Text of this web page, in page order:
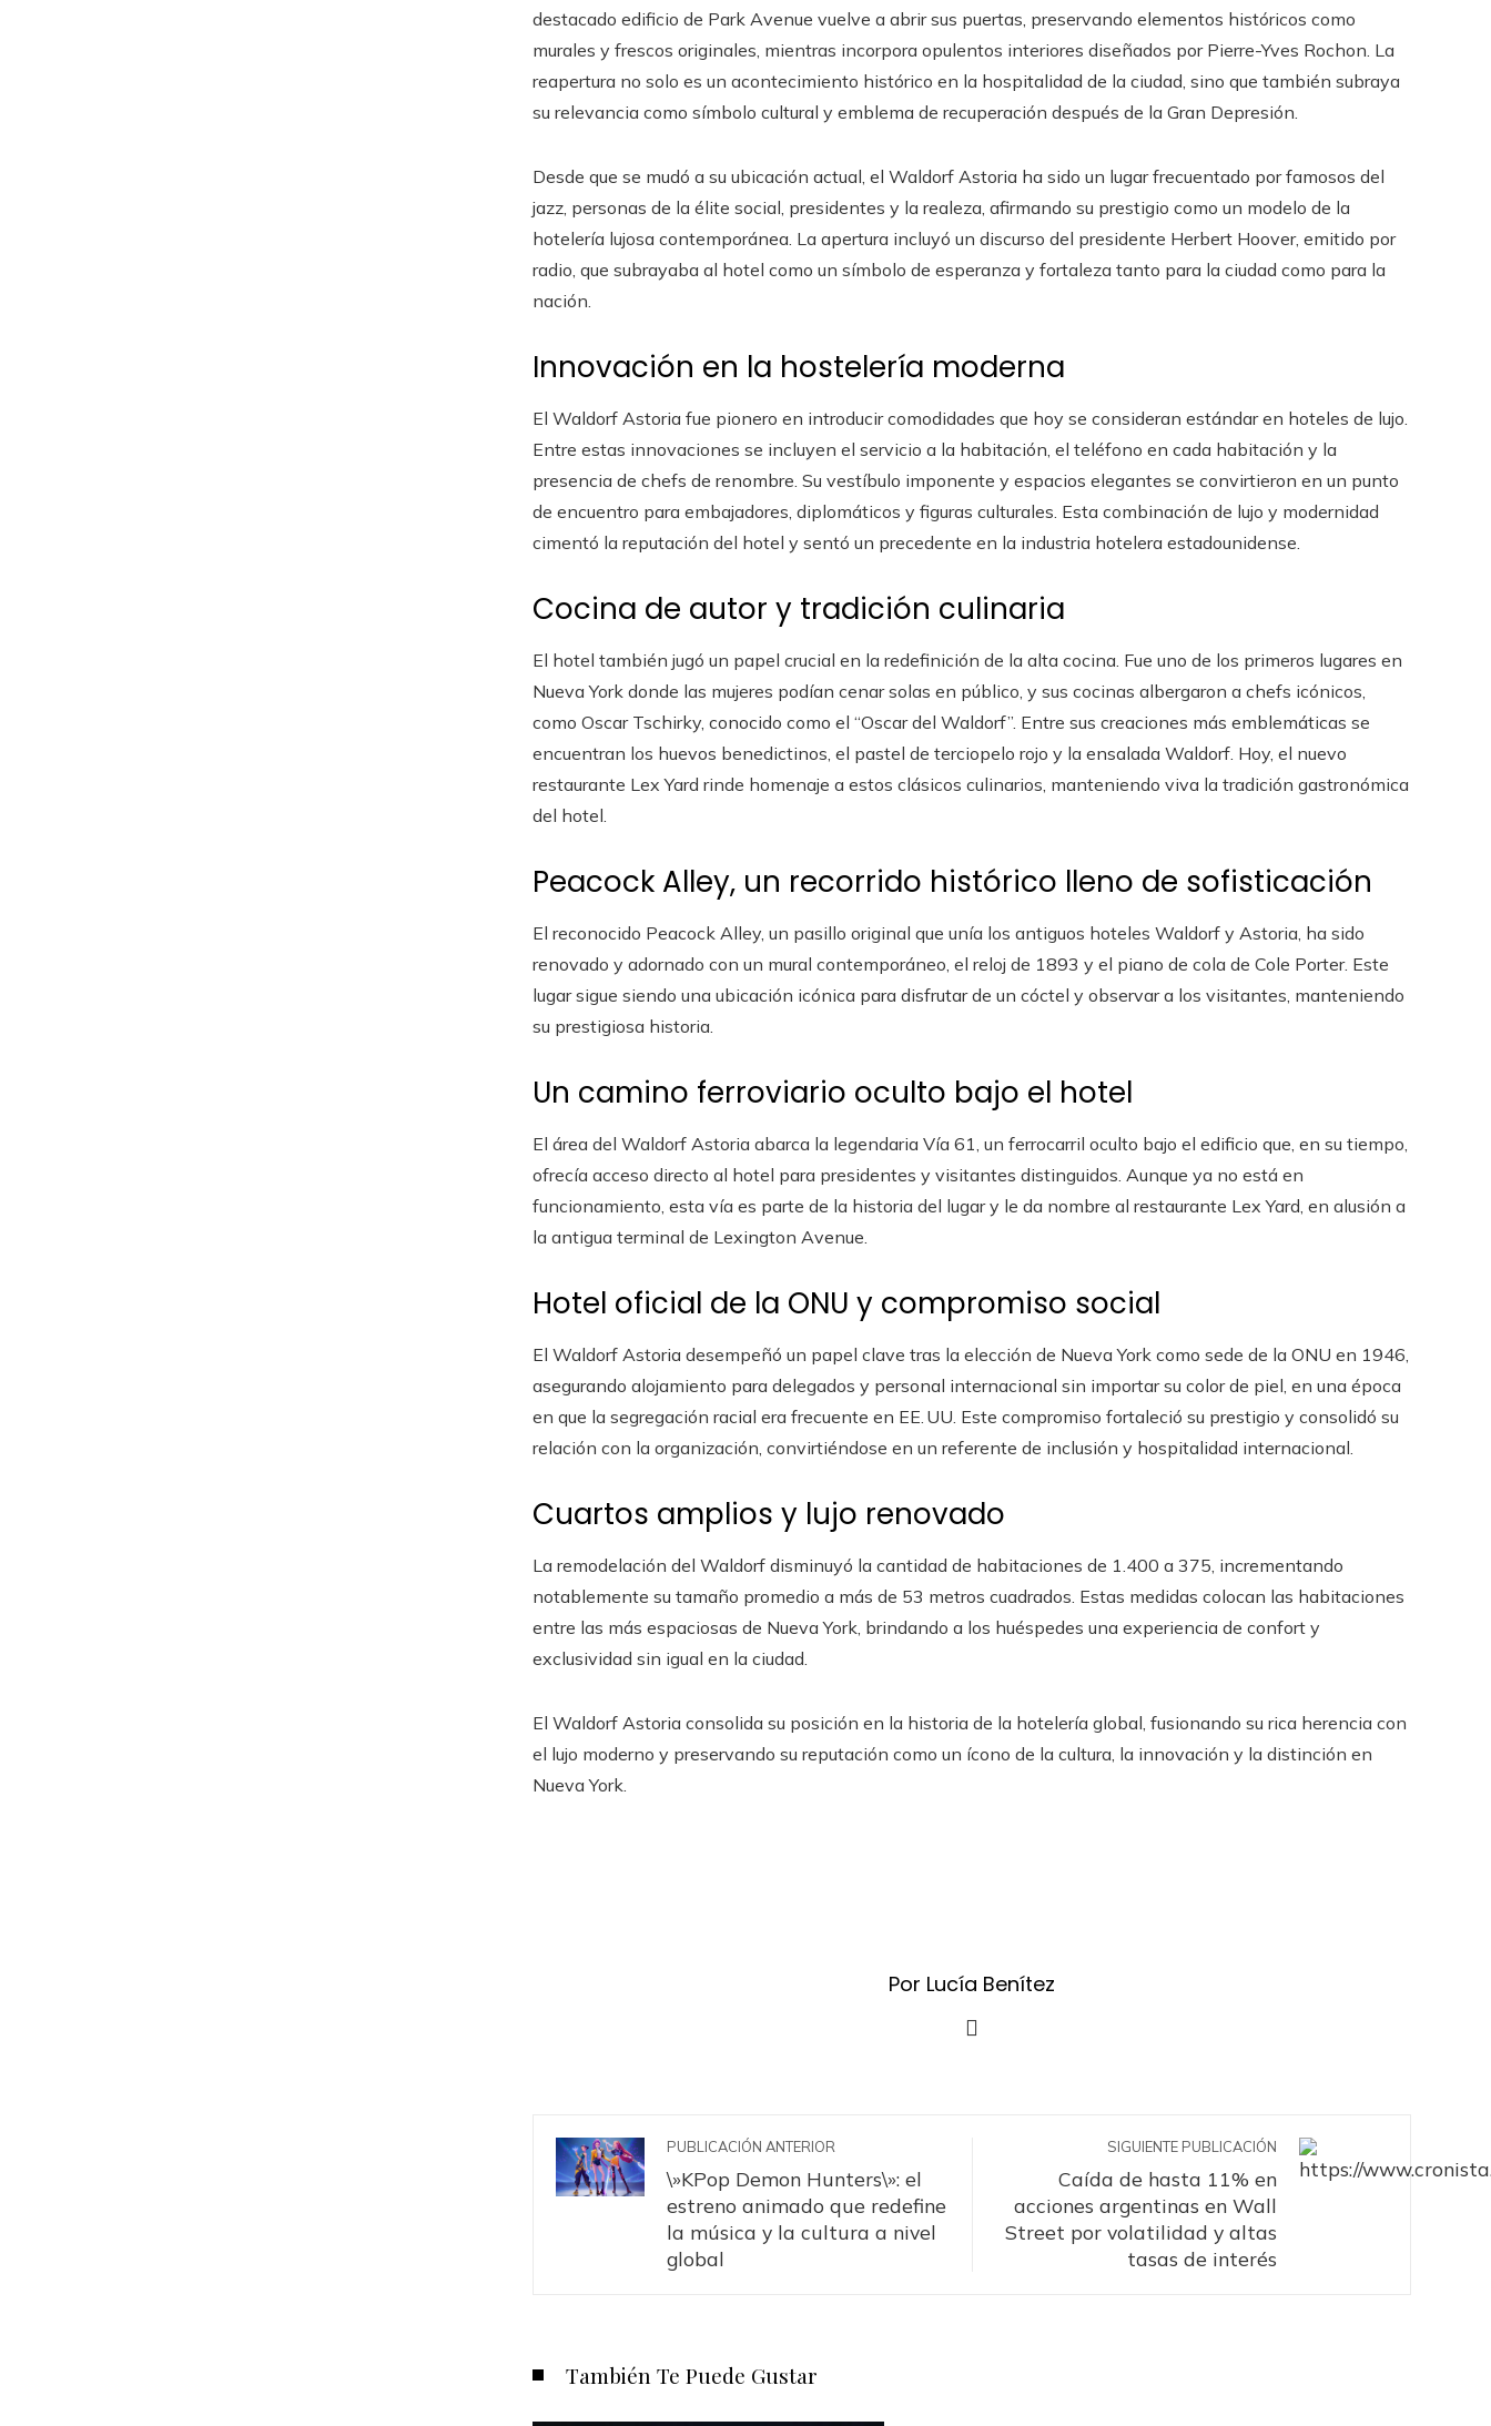
destacado edificio de Park Avenue vuelve a abrir sus puertas, preservando elementos históricos como
murales y frescos originales, mientras incorpora opulentos interiores diseñados por Pierre-Yves Rochon. La
reapertura no solo es un acontecimiento histórico en la hospitalidad de la ciudad, sino que también subraya
su relevancia como símbolo cultural y emblema de recuperación después de la Gran Depresión.
Desde que se mudó a su ubicación actual, el Waldorf Astoria ha sido un lugar frecuentado por famosos del
jazz, personas de la élite social, presidentes y la realeza, afirmando su prestigio como un modelo de la
hotelería lujosa contemporánea. La apertura incluyó un discurso del presidente Herbert Hoover, emitido por
radio, que subrayaba al hotel como un símbolo de esperanza y fortaleza tanto para la ciudad como para la
nación.
Innovación en la hostelería moderna
El Waldorf Astoria fue pionero en introducir comodidades que hoy se consideran estándar en hoteles de lujo.
Entre estas innovaciones se incluyen el servicio a la habitación, el teléfono en cada habitación y la
presencia de chefs de renombre. Su vestíbulo imponente y espacios elegantes se convirtieron en un punto
de encuentro para embajadores, diplomáticos y figuras culturales. Esta combinación de lujo y modernidad
cimentó la reputación del hotel y sentó un precedente en la industria hotelera estadounidense.
Cocina de autor y tradición culinaria
El hotel también jugó un papel crucial en la redefinición de la alta cocina. Fue uno de los primeros lugares en
Nueva York donde las mujeres podían cenar solas en público, y sus cocinas albergaron a chefs icónicos,
como Oscar Tschirky, conocido como el “Oscar del Waldorf”. Entre sus creaciones más emblemáticas se
encuentran los huevos benedictinos, el pastel de terciopelo rojo y la ensalada Waldorf. Hoy, el nuevo
restaurante Lex Yard rinde homenaje a estos clásicos culinarios, manteniendo viva la tradición gastronómica
del hotel.
Peacock Alley, un recorrido histórico lleno de sofisticación
El reconocido Peacock Alley, un pasillo original que unía los antiguos hoteles Waldorf y Astoria, ha sido
renovado y adornado con un mural contemporáneo, el reloj de 1893 y el piano de cola de Cole Porter. Este
lugar sigue siendo una ubicación icónica para disfrutar de un cóctel y observar a los visitantes, manteniendo
su prestigiosa historia.
Un camino ferroviario oculto bajo el hotel
El área del Waldorf Astoria abarca la legendaria Vía 61, un ferrocarril oculto bajo el edificio que, en su tiempo,
ofrecía acceso directo al hotel para presidentes y visitantes distinguidos. Aunque ya no está en
funcionamiento, esta vía es parte de la historia del lugar y le da nombre al restaurante Lex Yard, en alusión a
la antigua terminal de Lexington Avenue.
Hotel oficial de la ONU y compromiso social
El Waldorf Astoria desempeñó un papel clave tras la elección de Nueva York como sede de la ONU en 1946,
asegurando alojamiento para delegados y personal internacional sin importar su color de piel, en una época
en que la segregación racial era frecuente en EE. UU. Este compromiso fortaleció su prestigio y consolidó su
relación con la organización, convirtiéndose en un referente de inclusión y hospitalidad internacional.
Cuartos amplios y lujo renovado
La remodelación del Waldorf disminuyó la cantidad de habitaciones de 1.400 a 375, incrementando
notablemente su tamaño promedio a más de 53 metros cuadrados. Estas medidas colocan las habitaciones
entre las más espaciosas de Nueva York, brindando a los huéspedes una experiencia de confort y
exclusividad sin igual en la ciudad.
El Waldorf Astoria consolida su posición en la historia de la hotelería global, fusionando su rica herencia con
el lujo moderno y preservando su reputación como un ícono de la cultura, la innovación y la distinción en
Nueva York.
Por Lucía Benítez
PUBLICACIÓN ANTERIOR
\»KPop Demon Hunters\»: el
estreno animado que redefine
la música y la cultura a nivel
global
SIGUIENTE PUBLICACIÓN
Caída de hasta 11% en
acciones argentinas en Wall
Street por volatilidad y altas
tasas de interés
También Te Puede Gustar